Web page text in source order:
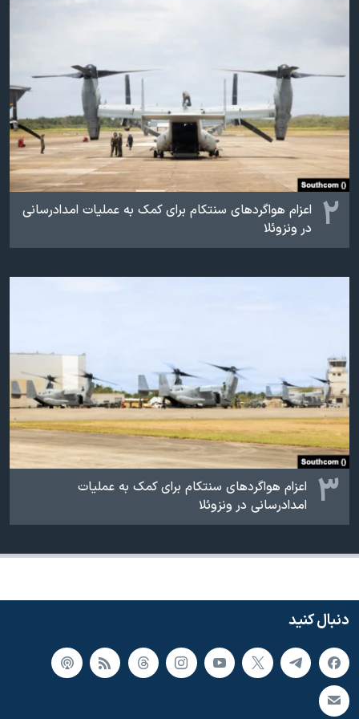
صفحه‌های ویژه
سفر پرزیدنت ترامپ به چین
۲
اعزام هواگردهای سنتکام برای کمک به عملیات امدادرسانی
در ونزوئلا
۳
اعزام هواگردهای سنتکام برای کمک به عملیات
امدادرسانی در ونزوئلا
دنبال کنید